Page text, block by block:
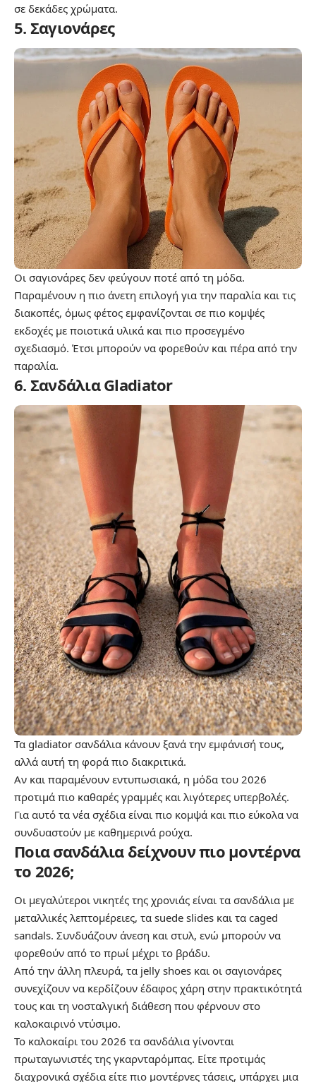
σε δεκάδες χρώματα.
5. Σαγιονάρες
Οι σαγιονάρες δεν φεύγουν ποτέ από τη μόδα.
Παραμένουν η πιο άνετη επιλογή για την παραλία και τις
διακοπές, όμως φέτος εμφανίζονται σε πιο κομψές
εκδοχές με ποιοτικά υλικά και πιο προσεγμένο
σχεδιασμό. Έτσι μπορούν να φορεθούν και πέρα από την
παραλία.
6. Σανδάλια Gladiator
Τα gladiator σανδάλια κάνουν ξανά την εμφάνισή τους,
αλλά αυτή τη φορά πιο διακριτικά.
Αν και παραμένουν εντυπωσιακά, η μόδα του 2026
προτιμά πιο καθαρές γραμμές και λιγότερες υπερβολές.
Για αυτό τα νέα σχέδια είναι πιο κομψά και πιο εύκολα να
συνδυαστούν με καθημερινά ρούχα.
Ποια σανδάλια δείχνουν πιο μοντέρνα
το 2026;
Οι μεγαλύτεροι νικητές της χρονιάς είναι τα σανδάλια με
μεταλλικές λεπτομέρειες, τα suede slides και τα caged
sandals. Συνδυάζουν άνεση και στυλ, ενώ μπορούν να
φορεθούν από το πρωί μέχρι το βράδυ.
Από την άλλη πλευρά, τα jelly shoes και οι σαγιονάρες
συνεχίζουν να κερδίζουν έδαφος χάρη στην πρακτικότητά
τους και τη νοσταλγική διάθεση που φέρνουν στο
καλοκαιρινό ντύσιμο.
Το καλοκαίρι του 2026 τα σανδάλια γίνονται
πρωταγωνιστές της γκαρνταρόμπας. Είτε προτιμάς
διαχρονικά σχέδια είτε πιο μοντέρνες τάσεις, υπάρχει μια